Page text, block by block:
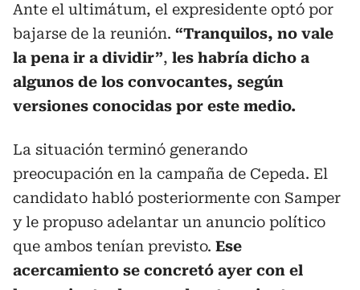
Ante el ultimátum, el expresidente optó por
bajarse de la reunión. “Tranquilos, no vale
la pena ir a dividir”, les habría dicho a
algunos de los convocantes, según
versiones conocidas por este medio.
La situación terminó generando
preocupación en la campaña de Cepeda. El
candidato habló posteriormente con Samper
y le propuso adelantar un anuncio político
que ambos tenían previsto. Ese
acercamiento se concretó ayer con el